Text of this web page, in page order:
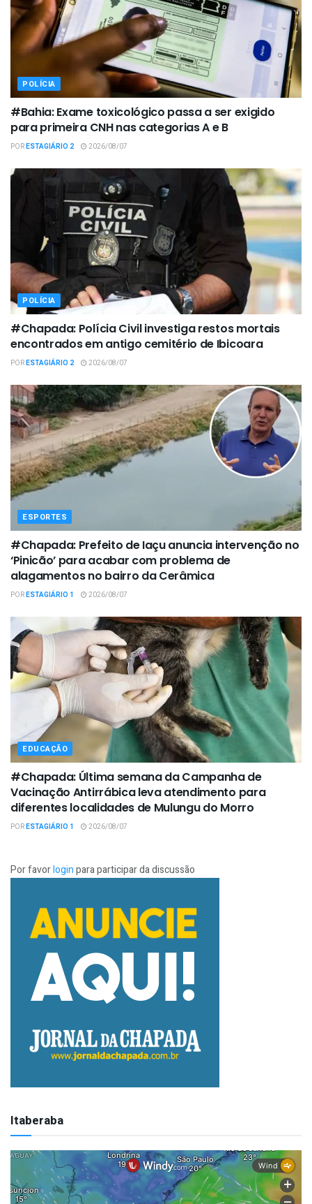
POLÍCIA
#Bahia: Exame toxicológico passa a ser exigido
para primeira CNH nas categorias A e B
PORESTAGIÁRIO 2 2026/08/07
POLÍCIA
#Chapada: Polícia Civil investiga restos mortais
encontrados em antigo cemitério de Ibicoara
PORESTAGIÁRIO 2 2026/08/07
ESPORTES
#Chapada: Prefeito de Iaçu anuncia intervenção no
‘Pinicão’ para acabar com problema de
alagamentos no bairro da Cerâmica
PORESTAGIÁRIO 1 2026/08/07
EDUCAÇÃO
#Chapada: Última semana da Campanha de
Vacinação Antirrábica leva atendimento para
diferentes localidades de Mulungu do Morro
PORESTAGIÁRIO 1 2026/08/07
Por favorloginpara participar da discussão
Itaberaba